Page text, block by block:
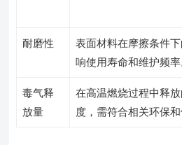
耐磨性
表面材料在摩擦条件
响使用寿命和维护频率
毒气释
放量
在高温燃烧过程中释
度，需符合相关环保和